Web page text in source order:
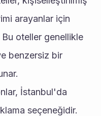
arayanlar için
oteller genellikle
benzersiz bir
İstanbul'da
seçeneğidir.